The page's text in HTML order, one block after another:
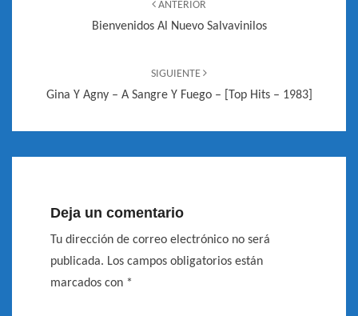
ANTERIOR
Bienvenidos Al Nuevo Salvavinilos
SIGUIENTE
Gina Y Agny – A Sangre Y Fuego – [Top Hits – 1983]
Deja un comentario
Tu dirección de correo electrónico no será
publicada. Los campos obligatorios están
marcados con *